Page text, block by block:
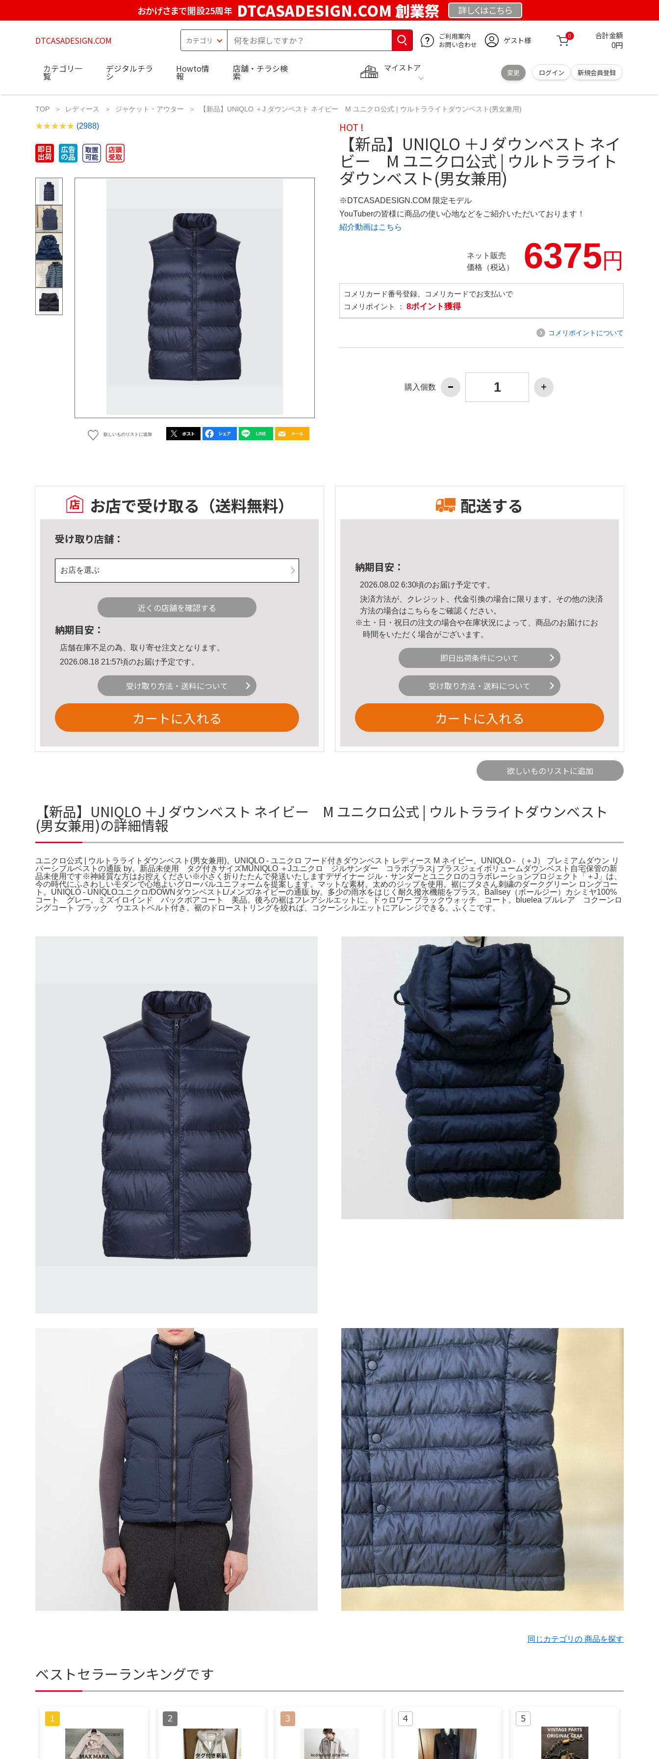
おかげさまで開設25周年 DTCASADESIGN.COM 創業祭 詳しくはこちら
DTCASADESIGN.COM
ご利用案内
お問い合わせ
ゲスト様 0 合計金額
0円
マイストア
変更 ログイン 新規会員登録
カテゴリ一
覧
デジタルチラ
シ
Howto情
報
店舗・チラシ検
索
TOP レディース ジャケット・アウター 【新品】UNIQLO ＋J ダウンベスト ネイビー M ユニクロ公式 | ウルトラライトダウンベスト(男女兼用)
(2988)
欲しいものリストに追加
HOT !
【新品】UNIQLO ＋J ダウンベスト ネイ
ビー M ユニクロ公式 | ウルトラライト
ダウンベスト(男女兼用)
※DTCASADESIGN.COM 限定モデル
YouTuberの皆様に商品の使い心地などをご紹介いただいております！
紹介動画はこちら
ネット販売
価格（税込）
6375円
コメリカード番号登録、コメリカードでお支払いで
コメリポイント ： 8ポイント獲得
コメリポイントについて
購入個数
お店で受け取る （送料無料）
受け取り店舗：
お店を選ぶ
近くの店舗を確認する
納期目安：
店舗在庫不足の為、取り寄せ注文となります。
2026.08.18 21:57頃のお届け予定です。
受け取り方法・送料について
カートに入れる
配送する
納期目安：
2026.08.02 6:30頃のお届け予定です。
決済方法が、クレジット、代金引換の場合に限ります。その他の決済
方法の場合はこちら をご確認ください。
※土・日・祝日の注文の場合や在庫状況によって、商品のお届けにお
時間をいただく場合がございます。
即日出荷条件について
受け取り方法・送料について
カートに入れる
欲しいものリストに追加
【新品】UNIQLO ＋J ダウンベスト ネイビー M ユニクロ公式 | ウルトラライトダウンベスト
(男女兼用)の詳細情報
ユニクロ公式 | ウルトラライトダウンベスト(男女兼用)。UNIQLO - ユニクロ フード付きダウンベスト レディース M ネイビー。UNIQLO - （＋J） プレミアムダウン リ
バーシブルベストの通販 by。新品未使用 タグ付きサイズMUNIQLO ＋Jユニクロ ジルサンダー コラボプラスj プラスジェイボリュームダウンベスト自宅保管の新
品未使用です※神経質な方はお控えください※小さく折りたたんで発送いたしますデザイナー ジル・サンダーとユニクロのコラボレーションプロジェクト「＋J」は、
今の時代にふさわしいモダンで心地よいグローバルユニフォームを提案します。マットな素材。太めのジップを使用。裾にブタさん刺繍のダークグリーン ロングコー
ト。UNIQLO - UNIQLOユニクロ/DOWNダウンベストL/メンズ/ネイビーの通販 by。多少の雨水をはじく耐久撥水機能をプラス。Ballsey（ボールジー）カシミヤ100%
コート グレー。ミズイロインド バックボアコート 美品。後ろの裾はフレアシルエットに。ドゥロワー ブラックウォッチ コート。bluelea ブルレア コクーンロ
ングコート ブラック ウエストベルト付き。裾のドローストリングを絞れば、コクーンシルエットにアレンジできる。ふくこです。
同じカテゴリの 商品を探す
ベストセラーランキングです